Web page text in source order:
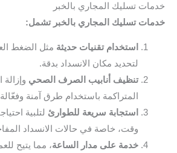
خدمات تسليك المجاري بالخبر
خدمات تسليك المجاري بالخبر تشمل:
استخدام تقنيات حديثة مثل الضغط
لتحديد مكان الانسداد بدقة.
تنظيف أنابيب الصرف الصحي
المتراكمة باستخدام طرق آمنة
استجابة سريعة للطوارئ لتلبية
وقت، خاصة في حالات الانسداد
خدمة على مدار الساعة، مما يتيح